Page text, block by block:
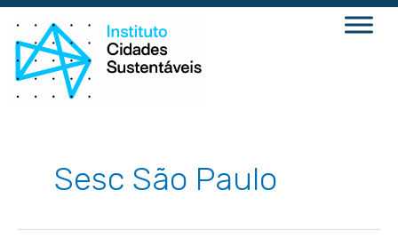
Ir
para
conteúdo
Sesc São Paulo